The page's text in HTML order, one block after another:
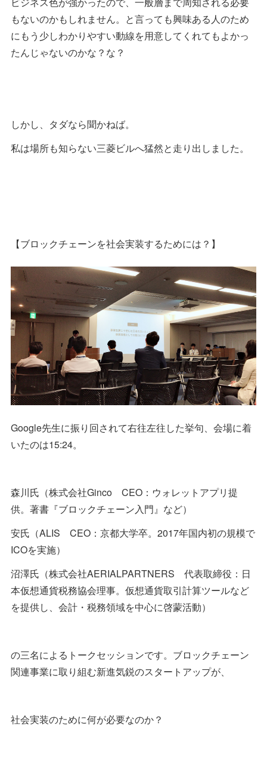
もないのかもしれません。と言っても興味ある人のため
にもう少しわかりやすい動線を用意してくれてもよかっ
たんじゃないのかな？な？
しかし、タダなら聞かねば。
私は場所も知らない三菱ビルへ猛然と走り出しました。
【ブロックチェーンを社会実装するためには？】
Google先生に振り回されて右往左往した挙句、会場に着
いたのは15:24。
森川氏（株式会社Ginco CEO：ウォレットアプリ提
供。著書『ブロックチェーン入門』など）
安氏（ALIS CEO：京都大学卒。2017年国内初の規模で
ICOを実施）
沼澤氏（株式会社AERIALPARTNERS 代表取締役：日
本仮想通貨税務協会理事。仮想通貨取引計算ツールなど
を提供し、会計・税務領域を中心に啓蒙活動）
の三名によるトークセッションです。ブロックチェーン
関連事業に取り組む新進気鋭のスタートアップが、
社会実装のために何が必要なのか？